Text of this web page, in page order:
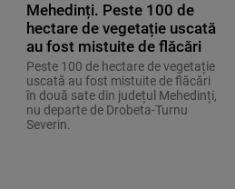
Mehedinți. Peste 100 de
hectare de vegetație uscată
au fost mistuite de flăcări
Peste 100 de hectare de vegetație
uscată au fost mistuite de flăcări
în două sate din județul Mehedinți,
nu departe de Drobeta-Turnu
Severin.